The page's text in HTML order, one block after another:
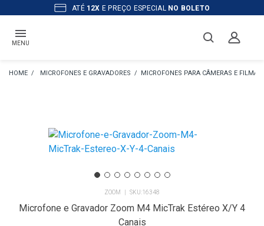
ATÉ 12X E PREÇO ESPECIAL NO BOLETO
MENU
MICROFONES E GRAVADORES MICROFONES PARA CÂMERAS E
ZOOM 16348
Microfone e Gravador Zoom M4 MicTrak Estéreo X/Y 4
Canais